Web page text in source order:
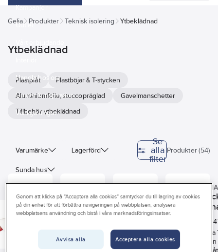
Kampanjer
Outlet
Handla hos oss
Guider & inspiration
Vanliga frågor
Gelia Produkter Teknisk isolering Ytbeklädnad
Ytbeklädnad
Plastplåt
Plastböjar & T-stycken
Aluminiumfolie, stuccopräglad
Gavelmanschetter
Tillbehör ytbeklädnad
Varumärke Lagerförd
Sunda hus
Rördiameter Vinkel
Se
alla
filter
Produkter (54)
Plastplåt
vit, i rullar,
Danmat
PVC, ISOTOP,
Plasttejp PVC etab
33946
41600025
Mjuk PVC-film med
gummibaserat häftämne. God+5
Plastböj
Danmat
90° Vit,
Art
"snäpp"böjar
av plastplåt.
T-
Färdiga
Genom att klicka på "Acceptera alla cookies" samtycker du till lagring av cookies
på din enhet för att förbättra navigeringen på webbplatsen, analysera
webbplatsens användning och bistå i våra marknadsföringsinsatser.
Avvisa alla Acceptera alla cookies